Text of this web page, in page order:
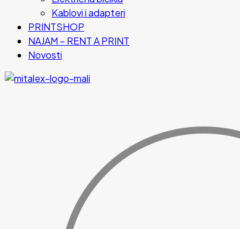
Kablovi i adapteri
PRINTSHOP
NAJAM – RENT A PRINT
Novosti